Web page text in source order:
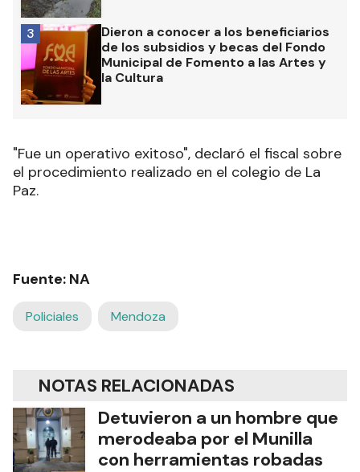
Dieron a conocer a los beneficiarios
de los subsidios y becas del Fondo
Municipal de Fomento a las Artes y
la Cultura
3
"Fue un operativo exitoso", declaró el fiscal sobre
el procedimiento realizado en el colegio de La
Paz.
Fuente: NA
Policiales Mendoza
NOTAS RELACIONADAS
Detuvieron a un hombre que
merodeaba por el Munilla
con herramientas robadas